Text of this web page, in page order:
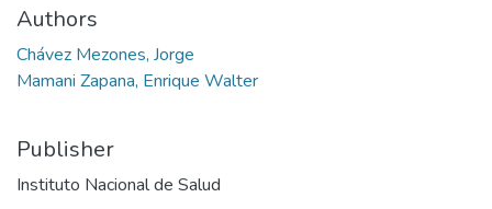
Authors
Chávez Mezones, Jorge
Mamani Zapana, Enrique Walter
Publisher
Instituto Nacional de Salud